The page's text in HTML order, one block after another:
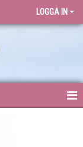
LOGGA IN